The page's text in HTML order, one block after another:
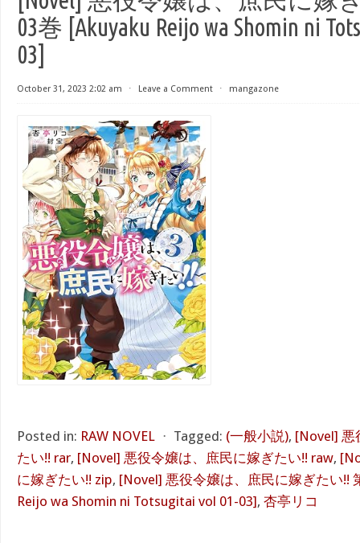
03巻 [Akuyaku Reijo wa Shomin ni
03]
October 31, 2023 2:02 am ⋅ Leave a Comment ⋅ mangazone
Posted in: RAW NOVEL ⋅ Tagged: (一般小説), [Novel] 悪
たい!! rar, [Novel] 悪役令嬢は、庶民に嫁ぎたい!! raw,
に嫁ぎたい!! zip, [Novel] 悪役令嬢は、庶民に嫁ぎたい!!
Reijo wa Shomin ni Totsugitai vol 01-03], 杏亭リコ